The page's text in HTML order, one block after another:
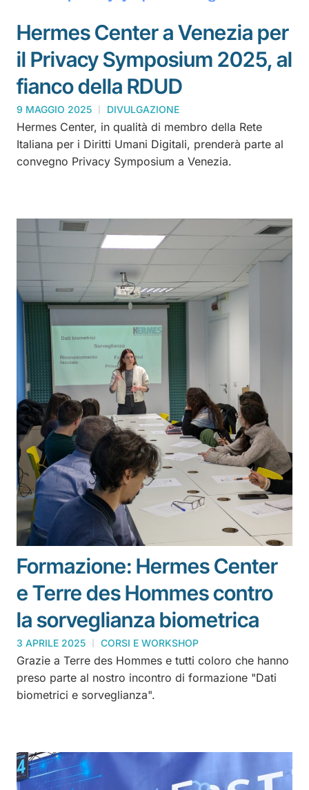
Hermes Center a Venezia per
il Privacy Symposium 2025, al
fianco della RDUD
9 MAGGIO 2025 DIVULGAZIONE
Hermes Center, in qualità di membro della Rete
Italiana per i Diritti Umani Digitali, prenderà parte al
convegno Privacy Symposium a Venezia.
Formazione: Hermes Center
e Terre des Hommes contro
la sorveglianza biometrica
3 APRILE 2025 CORSI E WORKSHOP
Grazie a Terre des Hommes e tutti coloro che hanno
preso parte al nostro incontro di formazione "Dati
biometrici e sorveglianza".